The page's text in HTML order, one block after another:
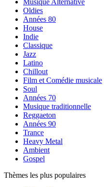
Musique Alternative
Oldies
Années 80
House
Indie
Classique
Jazz
Latino
Chillout
Film et Comédie musicale
Soul
Années 70
Musique traditionnelle
Reggaeton
Années 90
Trance
Heavy Metal
Ambient
Gospel
Thèmes les plus populaires